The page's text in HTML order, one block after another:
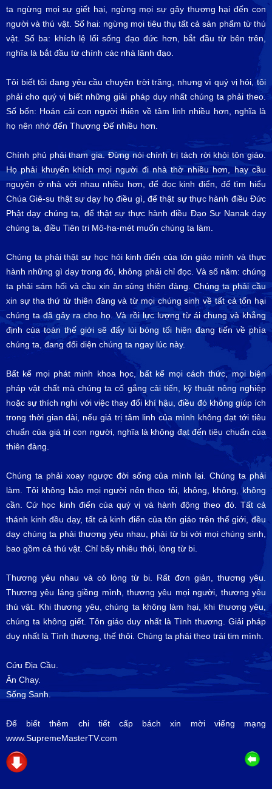
ta ngừng mọi sự giết hại, ngừng mọi sự gây thương hại đến con
người và thú vật. Số hai: ngừng mọi tiêu thụ tất cả sản phẩm từ thú
vật. Số ba: khích lệ lối sống đạo đức hơn, bắt đầu từ bên trên,
nghĩa là bắt đầu từ chính các nhà lãnh đạo.
Tôi biết tôi đang yêu cầu chuyện trời trăng, nhưng vì quý vị hỏi, tôi
phải cho quý vị biết những giải pháp duy nhất chúng ta phải theo.
Số bốn: Hoán cải con người thiên về tâm linh nhiều hơn, nghĩa là
họ nên nhớ đến Thượng Đế nhiều hơn.
Chính phủ phải tham gia. Đừng nói chính trị tách rời khỏi tôn giáo.
Họ phải khuyến khích mọi người đi nhà thờ nhiều hơn, hay cầu
nguyện ở nhà với nhau nhiều hơn, để đọc kinh điển, để tìm hiểu
Chúa Giê-su thật sự dạy họ điều gì, để thật sự thực hành điều Đức
Phật dạy chúng ta, để thật sự thực hành điều Đạo Sư Nanak dạy
chúng ta, điều Tiên tri Mô-ha-mét muốn chúng ta làm.
Chúng ta phải thật sự học hỏi kinh điển của tôn giáo mình và thực
hành những gì dạy trong đó, không phải chỉ đọc. Và số năm: chúng
ta phải sám hối và cầu xin ân sủng thiên đàng. Chúng ta phải cầu
xin sự tha thứ từ thiên đàng và từ mọi chúng sinh về tất cả tổn hại
chúng ta đã gây ra cho họ. Và rồi lực lượng từ ái chung và khẳng
định của toàn thế giới sẽ đẩy lùi bóng tối hiện đang tiến về phía
chúng ta, đang đối diện chúng ta ngay lúc này.
Bất kể mọi phát minh khoa học, bất kể mọi cách thức, mọi biện
pháp vật chất mà chúng ta cố gắng cải tiến, kỹ thuật nông nghiệp
hoặc sự thích nghi với việc thay đổi khí hậu, điều đó không giúp ích
trong thời gian dài, nếu giá trị tâm linh của mình không đạt tới tiêu
chuẩn của giá trị con người, nghĩa là không đạt đến tiêu chuẩn của
thiên đàng.
Chúng ta phải xoay ngược đời sống của mình lại. Chúng ta phải
làm. Tôi không bảo mọi người nên theo tôi, không, không, không
cần. Cứ học kinh điển của quý vị và hành động theo đó. Tất cả
thánh kinh đều dạy, tất cả kinh điển của tôn giáo trên thế giới, đều
dạy chúng ta phải thương yêu nhau, phải từ bi với mọi chúng sinh,
bao gồm cả thú vật. Chỉ bấy nhiêu thôi, lòng từ bi.
Thương yêu nhau và có lòng từ bi. Rất đơn giản, thương yêu.
Thương yêu láng giềng mình, thương yêu mọi người, thương yêu
thú vật. Khi thương yêu, chúng ta không làm hại, khi thương yêu,
chúng ta không giết. Tôn giáo duy nhất là Tình thương. Giải pháp
duy nhất là Tình thương, thế thôi. Chúng ta phải theo trái tim mình.
Cứu Địa Cầu.
Ăn Chay.
Sống Sanh.
Để biết thêm chi tiết cấp bách xin mời viếng mạng
www.SupremeMasterTV.com